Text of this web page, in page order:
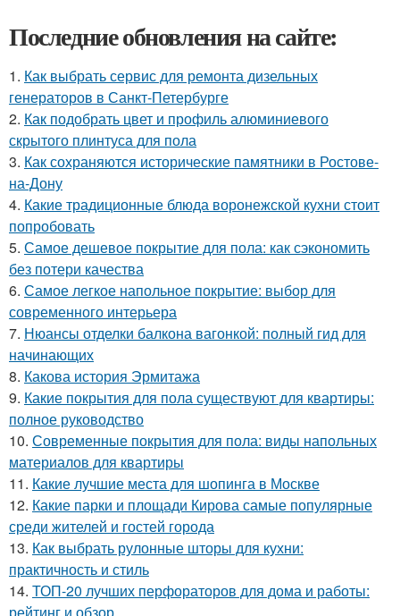
Последние обновления на сайте:
1. Как выбрать сервис для ремонта дизельных
генераторов в Санкт-Петербурге
2. Как подобрать цвет и профиль алюминиевого
скрытого плинтуса для пола
3. Как сохраняются исторические памятники в Ростове-
на-Дону
4. Какие традиционные блюда воронежской кухни стоит
попробовать
5. Самое дешевое покрытие для пола: как сэкономить
без потери качества
6. Самое легкое напольное покрытие: выбор для
современного интерьера
7. Нюансы отделки балкона вагонкой: полный гид для
начинающих
8. Какова история Эрмитажа
9. Какие покрытия для пола существуют для квартиры:
полное руководство
10. Современные покрытия для пола: виды напольных
материалов для квартиры
11. Какие лучшие места для шопинга в Москве
12. Какие парки и площади Кирова самые популярные
среди жителей и гостей города
13. Как выбрать рулонные шторы для кухни:
практичность и стиль
14. ТОП-20 лучших перфораторов для дома и работы: